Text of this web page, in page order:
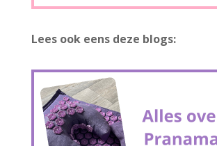
Lees ook eens deze blogs: